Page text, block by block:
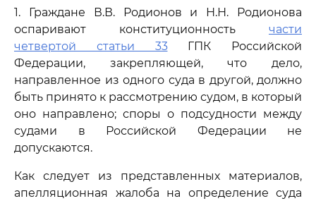
1. Граждане В.В. Родионов и Н.Н. Родионова
оспаривают конституционность части
четвертой статьи 33ГПК Российской
Федерации, закрепляющей, что дело,
направленное из одного суда в другой, должно
быть принято к рассмотрению судом, в который
оно направлено; споры о подсудности между
судами в Российской Федерации не
допускаются.
Как следует из представленных материалов,
апелляционная жалоба на определение суда